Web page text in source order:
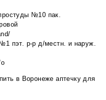
№10 пак.
пэт. р-р д/местн. и наруж.
в Воронеже аптечку для